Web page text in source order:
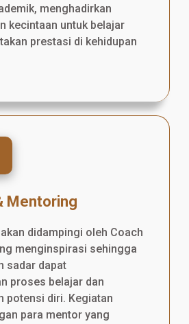
menghadirkan
kecintaan untuk belajar
prestasi di kehidupan
Mentoring
didampingi oleh Coach
menginspirasi sehingga
sadar dapat
proses belajar dan
potensi diri. Kegiatan
para mentor yang